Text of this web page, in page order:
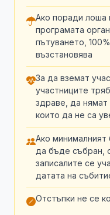
Ако поради лоша
програмата
пътуването,
възстановява
За да вземат
участниците
здраве, да нямат
които да не са
Ако
да бъде събран,
записалите се
датата на
Отстъпки не се